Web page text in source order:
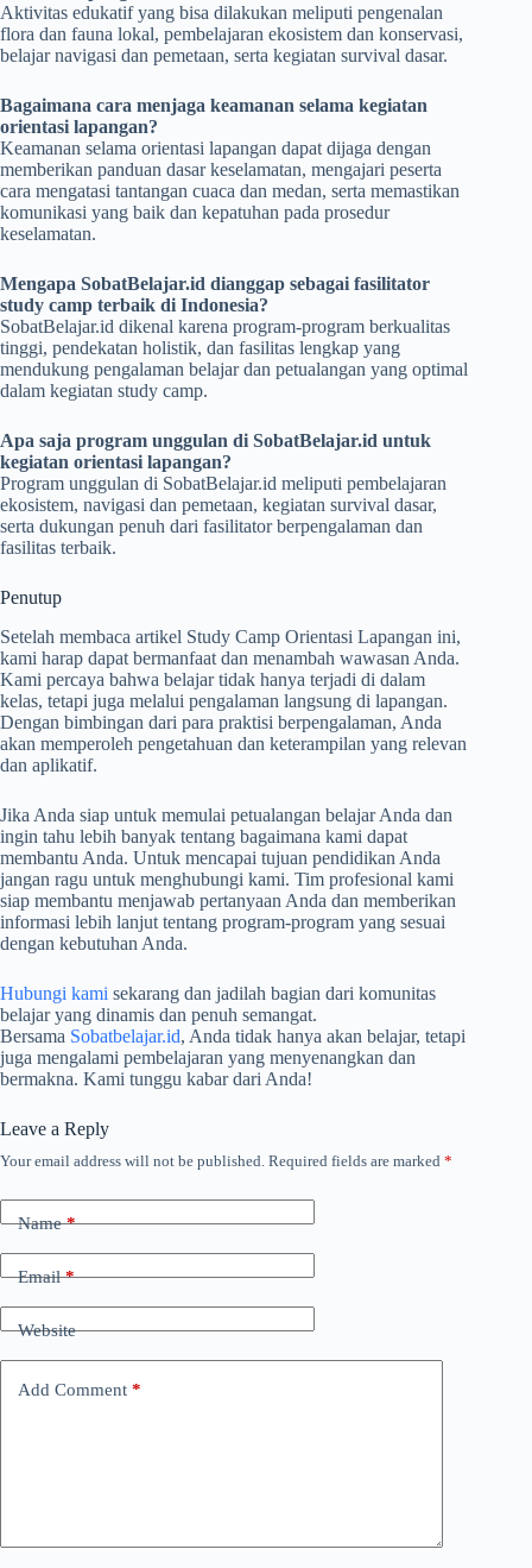
Aktivitas edukatif yang bisa dilakukan meliputi pengenalan
flora dan fauna lokal, pembelajaran ekosistem dan konservasi,
belajar navigasi dan pemetaan, serta kegiatan survival dasar.
Bagaimana cara menjaga keamanan selama kegiatan
orientasi lapangan?
Keamanan selama orientasi lapangan dapat dijaga dengan
memberikan panduan dasar keselamatan, mengajari peserta
cara mengatasi tantangan cuaca dan medan, serta memastikan
komunikasi yang baik dan kepatuhan pada prosedur
keselamatan.
Mengapa SobatBelajar.id dianggap sebagai fasilitator
study camp terbaik di Indonesia?
SobatBelajar.id dikenal karena program-program berkualitas
tinggi, pendekatan holistik, dan fasilitas lengkap yang
mendukung pengalaman belajar dan petualangan yang optimal
dalam kegiatan study camp.
Apa saja program unggulan di SobatBelajar.id untuk
kegiatan orientasi lapangan?
Program unggulan di SobatBelajar.id meliputi pembelajaran
ekosistem, navigasi dan pemetaan, kegiatan survival dasar,
serta dukungan penuh dari fasilitator berpengalaman dan
fasilitas terbaik.
Penutup
Setelah membaca artikel Study Camp Orientasi Lapangan ini,
kami harap dapat bermanfaat dan menambah wawasan Anda.
Kami percaya bahwa belajar tidak hanya terjadi di dalam
kelas, tetapi juga melalui pengalaman langsung di lapangan.
Dengan bimbingan dari para praktisi berpengalaman, Anda
akan memperoleh pengetahuan dan keterampilan yang relevan
dan aplikatif.
Jika Anda siap untuk memulai petualangan belajar Anda dan
ingin tahu lebih banyak tentang bagaimana kami dapat
membantu Anda. Untuk mencapai tujuan pendidikan Anda
jangan ragu untuk menghubungi kami. Tim profesional kami
siap membantu menjawab pertanyaan Anda dan memberikan
informasi lebih lanjut tentang program-program yang sesuai
dengan kebutuhan Anda.
Hubungi kami sekarang dan jadilah bagian dari komunitas
belajar yang dinamis dan penuh semangat.
Bersama Sobatbelajar.id, Anda tidak hanya akan belajar, tetapi
juga mengalami pembelajaran yang menyenangkan dan
bermakna. Kami tunggu kabar dari Anda!
Leave a Reply
Your email address will not be published. Required fields are marked *
Name*
Email*
Website
Add Comment *